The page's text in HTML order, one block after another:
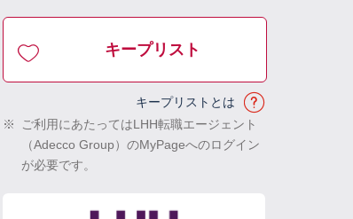
キープリスト
キープリストとは
※
ご利用にあたってはLHH転職エージェント
（Adecco Group）のMyPageへのログイン
が必要です。